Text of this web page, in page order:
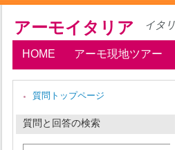
アーモイタリア イタ
HOME アーモ現地ツアー
質問トップページ
質問と回答の検索